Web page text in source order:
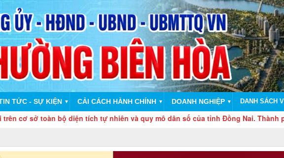
TỨC - SỰ KIỆN ▼ CẢI CÁCH HÀNH CHÍNH ▼ DOANH NGHIỆP ▼ DANH SÁCH
bộ diện tích tự nhiên và quy mô dân số của tỉnh Đồng Nai. Thành phố Đồng